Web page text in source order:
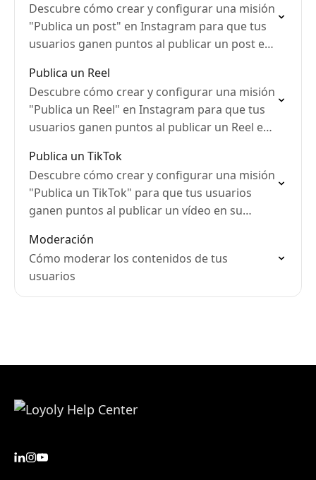
Descubre cómo crear y configurar una misión
"Publica un post" en Instagram para que tus
usuarios ganen puntos al publicar un post en
Publica un Reel
Descubre cómo crear y configurar una misión
"Publica un Reel" en Instagram para que tus
usuarios ganen puntos al publicar un Reel en
Publica un TikTok
Descubre cómo crear y configurar una misión
"Publica un TikTok" para que tus usuarios
ganen puntos al publicar un vídeo en su
Moderación
Cómo moderar los contenidos de tus
usuarios